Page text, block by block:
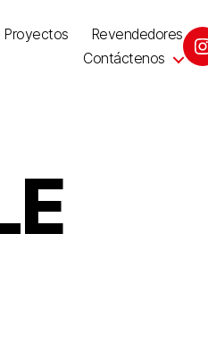
Proyectos
Revendedores
Contáctenos